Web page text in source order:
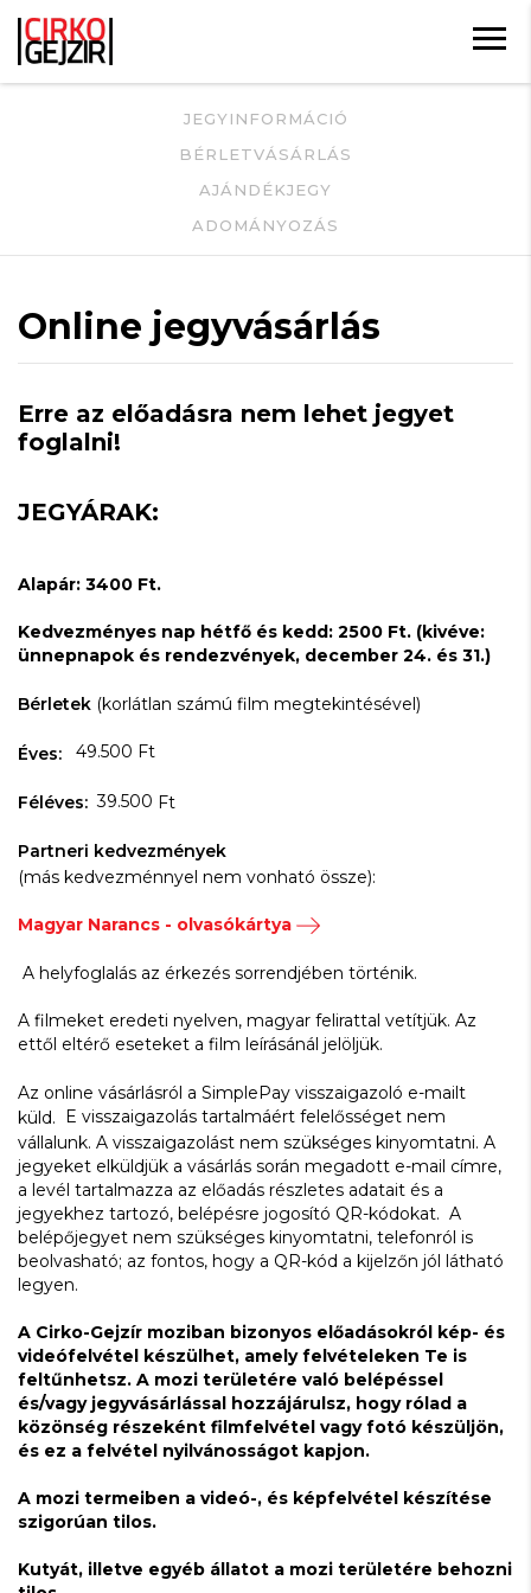
JEGYINFORMÁCIÓ
BÉRLETVÁSÁRLÁS
AJÁNDÉKJEGY
ADOMÁNYOZÁS
Online jegyvásárlás
Erre az előadásra nem lehet jegyet
foglalni!
JEGYÁRAK:
Alapár: 3400 Ft.
Kedvezményes nap hétfő és kedd: 2500 Ft. (kivéve:
ünnepnapok és rendezvények, december 24. és 31.)
Bérletek (korlátlan számú film megtekintésével)
Éves: 49.500 Ft
Féléves: 39.500 Ft
Partneri kedvezmények
(más kedvezménnyel nem vonható össze):
Magyar Narancs - olvasókártya
A helyfoglalás az érkezés sorrendjében történik.
A filmeket eredeti nyelven, magyar felirattal vetítjük. Az
ettől eltérő eseteket a film leírásánál jelöljük.
Az online vásárlásról a SimplePay visszaigazoló e-mailt
küld. E visszaigazolás tartalmáért felelősséget nem
vállalunk. A visszaigazolást nem szükséges kinyomtatni. A
jegyeket elküldjük a vásárlás során megadott e-mail címre,
a levél tartalmazza az előadás részletes adatait és a
jegyekhez tartozó, belépésre jogosító QR-kódokat. A
belépőjegyet nem szükséges kinyomtatni, telefonról is
beolvasható; az fontos, hogy a QR-kód a kijelzőn jól látható
legyen.
A Cirko-Gejzír moziban bizonyos előadásokról kép- és
videófelvétel készülhet, amely felvételeken Te is
feltűnhetsz. A mozi területére való belépéssel
és/vagy jegyvásárlással hozzájárulsz, hogy rólad a
közönség részeként filmfelvétel vagy fotó készüljön,
és ez a felvétel nyilvánosságot kapjon.
A mozi termeiben a videó-, és képfelvétel készítése
szigorúan tilos.
Kutyát, illetve egyéb állatot a mozi területére behozni